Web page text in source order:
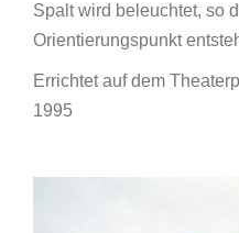
Spalt wird beleuchtet, so
Orientierungspunkt
Errichtet auf dem
1995